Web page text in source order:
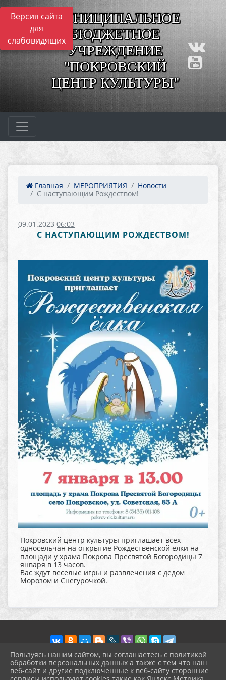
Версия сайта
для
слабовидящих
МУНИЦИПАЛЬНОЕ
БЮДЖЕТНОЕ
УЧРЕЖДЕНИЕ
"ПОКРОВСКИЙ
ЦЕНТР КУЛЬТУРЫ"
Главная МЕРОПРИЯТИЯ
Новости
С наступающим Рождеством!
09.01.2023 06:03
С НАСТУПАЮЩИМ РОЖДЕСТВОМ!
Покровский центр культуры приглашает всех
односельчан на открытие Рождественской ёлки на
площади у храма Покрова Пресвятой Богородицы 7
января в 13 часов.
Вас ждут веселые игры и развлечения с дедом
Морозом и Снегурочкой.
2026 г. pokrov-ck.ru
Пользуясь нашим сайтом, вы соглашаетесь с политикой
обработки персональных данных а также с тем что наш
веб-сайт и другие подключенные к веб-сайту сторонние